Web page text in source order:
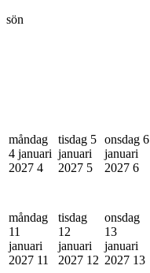
sön
måndag
4 januari
2027 4
tisdag 5
januari
2027 5
onsdag 6
januari
2027 6
måndag
11
januari
2027 11
tisdag
12
januari
2027 12
onsdag
13
januari
2027 13